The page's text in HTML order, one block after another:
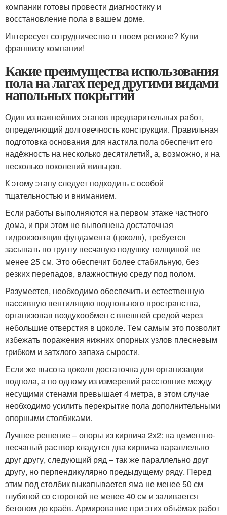
компании готовы провести диагностику и
восстановление пола в вашем доме.
Интересует сотрудничество в твоем регионе? Купи
франшизу компании!
Какие преимущества использования
пола на лагах перед другими видами
напольных покрытий
Один из важнейших этапов предварительных работ,
определяющий долговечность конструкции. Правильная
подготовка основания для настила пола обеспечит его
надёжность на несколько десятилетий, а, возможно, и на
несколько поколений жильцов.
К этому этапу следует подходить с особой
тщательностью и вниманием.
Если работы выполняются на первом этаже частного
дома, и при этом не выполнена достаточная
гидроизоляция фундамента (цоколя), требуется
засыпать по грунту песчаную подушку толщиной не
менее 25 см. Это обеспечит более стабильную, без
резких перепадов, влажностную среду под полом.
Разумеется, необходимо обеспечить и естественную
пассивную вентиляцию подпольного пространства,
организовав воздухообмен с внешней средой через
небольшие отверстия в цоколе. Тем самым это позволит
избежать поражения нижних опорных узлов плесневым
грибком и затхлого запаха сырости.
Если же высота цоколя достаточна для организации
подпола, а по одному из измерений расстояние между
несущими стенами превышает 4 метра, в этом случае
необходимо усилить перекрытие пола дополнительными
опорными столбиками.
Лучшее решение – опоры из кирпича 2х2: на цементно-
песчаный раствор кладутся два кирпича параллельно
друг другу, следующий ряд – так же параллельно друг
другу, но перпендикулярно предыдущему ряду. Перед
этим под столбик выкапывается яма не менее 50 см
глубиной со стороной не менее 40 см и заливается
бетоном до краёв. Армирование при этих объёмах работ